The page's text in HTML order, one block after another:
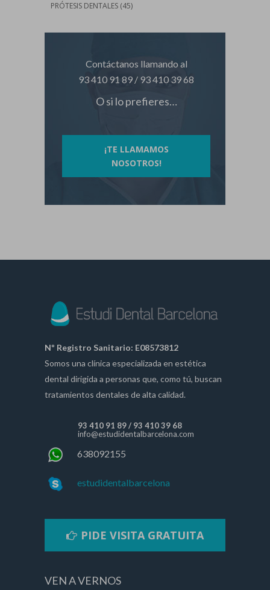
PRÓTESIS DENTALES (45)
Contáctanos llamando al
93 410 91 89 / 93 410 39 68
O si lo prefieres…
¡TE LLAMAMOS
NOSOTROS!
Nº Registro Sanitario: E08573812
Somos una clínica especializada en estética
dental dirigida a personas que, como tú, buscan
tratamientos dentales de alta calidad.
93 410 91 89/ 93 410 39 68
info@estudidentalbarcelona.com
638092155
estudidentalbarcelona
PIDE VISITA GRATUITA
VEN A VERNOS